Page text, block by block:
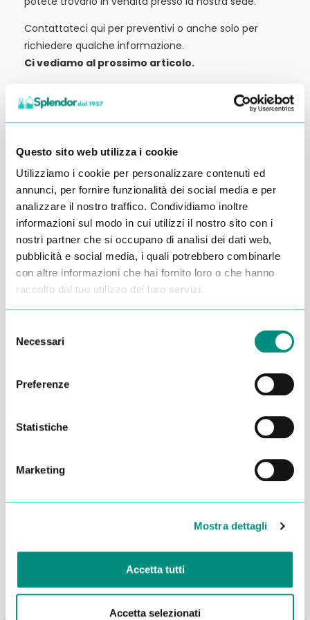
Questo sito web utilizza i cookie
Utilizziamo i cookie per personalizzare contenuti ed
annunci, per fornire funzionalità dei social media e per
analizzare il nostro traffico. Condividiamo inoltre
informazioni sul modo in cui utilizzi il nostro sito con i
nostri partner che si occupano di analisi dei dati web,
pubblicità e social media, i quali potrebbero combinarle
con altre informazioni che hai fornito loro o che hanno
raccolto dal tuo utilizzo dei loro servizi.
delNecessari
Preferenze
Statistiche
Marketing
Mostra dettagli
Accetta tutti
Accetta selezionati
Contattateci qui per preventivi o anche solo per
richiedere qualche informazione.
Ci vediamo al prossimo articolo.
Inserisci i tuoi dati qui, ti ricontatteremo
entro 48 ore
Dichiaro di aver letto la
e acconsento al